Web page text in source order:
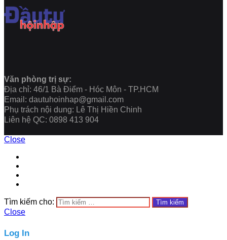
Văn phòng trị sự:
Địa chỉ: 46/1 Bà Điểm - Hóc Môn - TP.HCM
Email: dautuhoinhap@gmail.com
Phụ trách nội dung: Lê Thị Hiền Chinh
Liên hệ QC: 0898 413 904
Close
Tìm kiếm cho:
Close
Log In